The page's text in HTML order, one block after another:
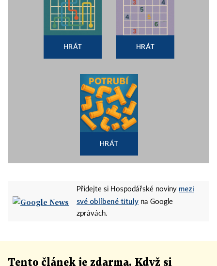
HRÁT HRÁT
HRÁT
Přidejte si Hospodářské noviny mezi
své oblíbené tituly na Google
zprávách.
Tento článek je zdarma. Když si